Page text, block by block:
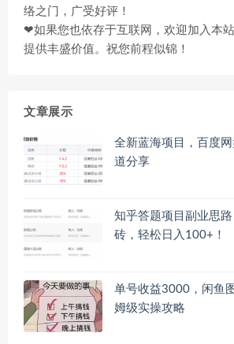
络之门，广受好评！
❤如果您也依存于互联网，欢迎加入本
提供丰盛价值。祝您前程似锦！
文章展示
全新蓝海项目，百度
道分享
知乎答题项目副业思
砖，轻松日入100+！
单号收益3000，闲鱼
姆级实操攻略